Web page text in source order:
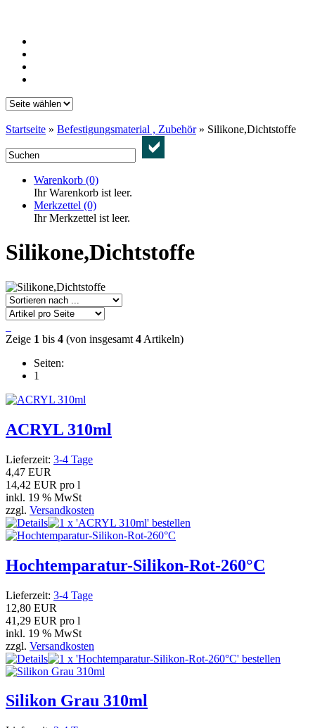
Startseite » Befestigungsmaterial , Zubehör» Silikone,Dichtstoffe
Warenkorb (0)
Ihr Warenkorb ist leer.
Merkzettel (0)
Ihr Merkzettel ist leer.
Silikone,Dichtstoffe
Zeige 1 bis 4 (von insgesamt 4 Artikeln)
Seiten:
1
ACRYL 310ml
Lieferzeit: 3-4 Tage
4,47 EUR
14,42 EUR pro l
inkl. 19 % MwSt
zzgl. Versandkosten
Hochtemparatur-Silikon-Rot-260°C
Lieferzeit: 3-4 Tage
12,80 EUR
41,29 EUR pro l
inkl. 19 % MwSt
zzgl. Versandkosten
Silikon Grau 310ml